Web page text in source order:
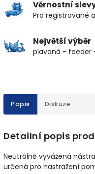
Věrnostní
Pro registrované
Největší výběr
plavaná -
Popis Diskuze
Detailní popis
Neutrálně vyvážená
určená pro nastražení